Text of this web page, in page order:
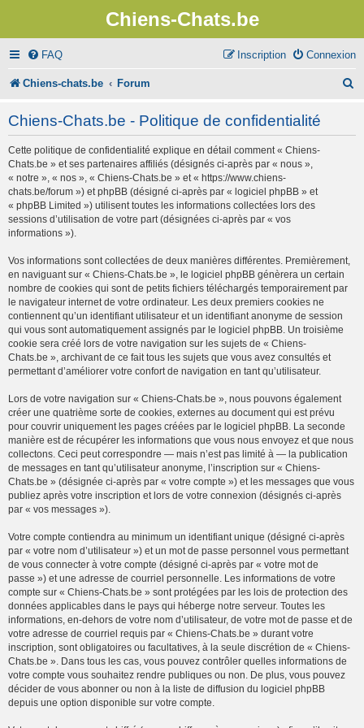
Chiens-Chats.be
FAQ Connexion
Inscription
Chiens-chats.be Forum
Chiens-Chats.be - Politique de confidentialité
Cette politique de confidentialité explique en détail comment « Chiens-
Chats.be » et ses partenaires affiliés (désignés ci-après par « nous »,
« notre », « nos », « Chiens-Chats.be » et « https://www.chiens-
chats.be/forum ») et phpBB (désigné ci-après par « logiciel phpBB » et
« phpBB Limited ») utilisent toutes les informations collectées lors des
sessions d’utilisation de votre part (désignées ci-après par « vos
informations »).
Vos informations sont collectées de deux manières différentes. Premièrement,
en naviguant sur « Chiens-Chats.be », le logiciel phpBB génèrera un certain
nombre de cookies qui sont de petits fichiers téléchargés temporairement par
le navigateur internet de votre ordinateur. Les deux premiers cookies ne
contiennent qu’un identifiant utilisateur et un identifiant anonyme de session
qui vous sont automatiquement assignés par le logiciel phpBB. Un troisième
cookie sera créé lors de votre navigation sur les sujets de « Chiens-
Chats.be », archivant de ce fait tous les sujets que vous avez consultés et
permettant d’améliorer votre confort de navigation en tant qu’utilisateur.
Lors de votre navigation sur « Chiens-Chats.be », nous pouvons également
créer une quatrième sorte de cookies, externes au document qui est prévu
pour couvrir uniquement les pages créées par le logiciel phpBB. La seconde
manière est de récupérer les informations que vous nous envoyez et que nous
collectons. Ceci peut correspondre — mais n’est pas limité à — la publication
de messages en tant qu’utilisateur anonyme, l’inscription sur « Chiens-
Chats.be » (désignée ci-après par « votre compte ») et les messages que vous
publiez après votre inscription et lors de votre connexion (désignés ci-après
par « vos messages »).
Votre compte contiendra au minimum un identifiant unique (désigné ci-après
par « votre nom d’utilisateur ») et un mot de passe personnel vous permettant
de vous connecter à votre compte (désigné ci-après par « votre mot de
passe ») et une adresse de courriel personnelle. Les informations de votre
compte sur « Chiens-Chats.be » sont protégées par les lois de protection des
données applicables dans le pays qui héberge notre serveur. Toutes les
informations, en-dehors de votre nom d’utilisateur, de votre mot de passe et de
votre adresse de courriel requis par « Chiens-Chats.be » durant votre
inscription, sont obligatoires ou facultatives, à la seule discrétion de « Chiens-
Chats.be ». Dans tous les cas, vous pouvez contrôler quelles informations de
votre compte vous souhaitez rendre publiques ou non. De plus, vous pouvez
décider de vous abonner ou non à la liste de diffusion du logiciel phpBB
depuis une option disponible sur votre compte.